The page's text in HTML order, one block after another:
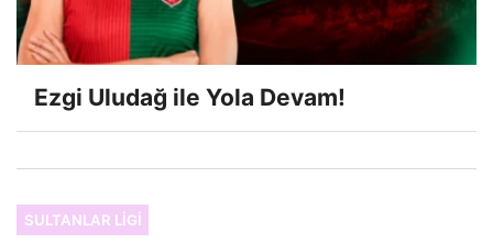
Ezgi Uludağ ile Yola Devam!
SULTANLAR LIGI